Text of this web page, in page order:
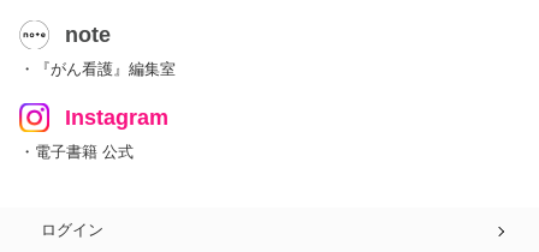
note
・『がん看護』編集室
Instagram
・電子書籍 公式
ログイン